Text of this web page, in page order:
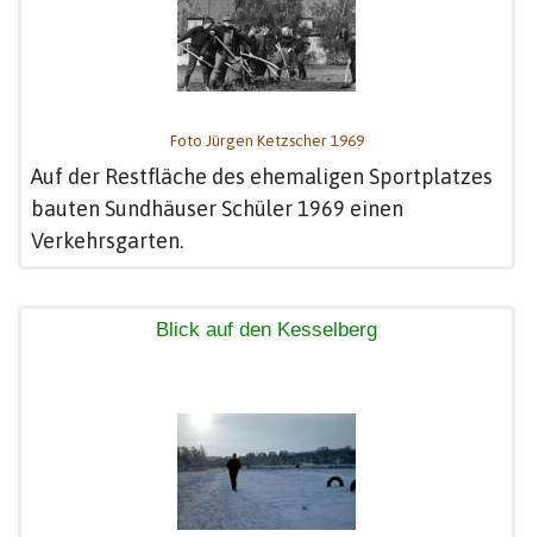
Foto Jürgen Ketzscher 1969
Auf der Restfläche des ehemaligen Sportplatzes
bauten Sundhäuser Schüler 1969 einen
Verkehrsgarten.
Blick auf den Kesselberg